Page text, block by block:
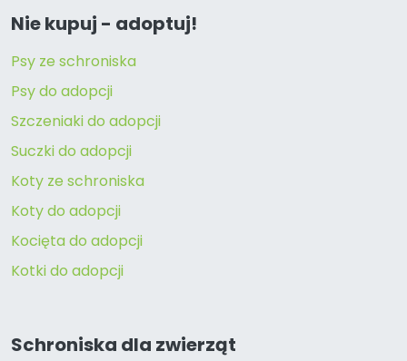
Nie kupuj - adoptuj!
Psy ze schroniska
Psy do adopcji
Szczeniaki do adopcji
Suczki do adopcji
Koty ze schroniska
Koty do adopcji
Kocięta do adopcji
Kotki do adopcji
Schroniska dla zwierząt